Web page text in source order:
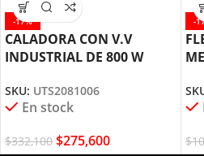
-17%
CALADORA CON V.V
INDUSTRIAL DE 800 W
SKU: UTS2081006
En stock
$332,100 $275,600
-
$